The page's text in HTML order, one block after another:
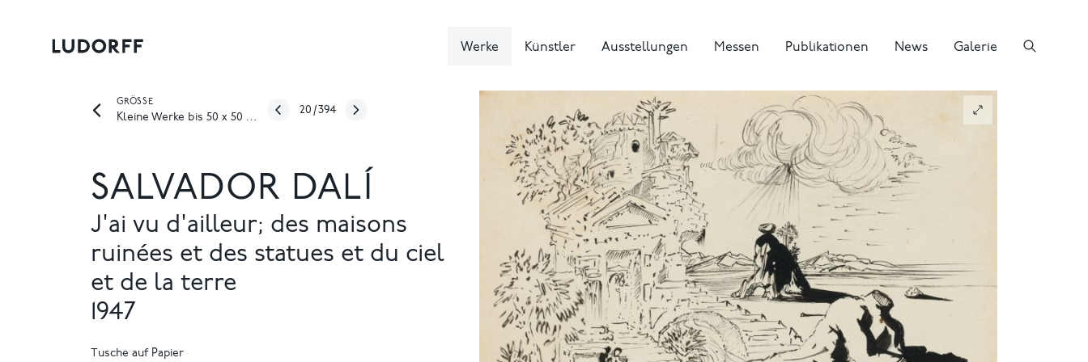
Werke Künstler Ausstellungen Messen Publikationen News Galerie
GRÖSSE
Kleine Werke bis 50 x 50 cm
20 /394
SALVADOR DALÍ
J'ai vu d'ailleur; des maisons
ruinées et des statues et du ciel
et de la terre
1947
Tusche auf Papier